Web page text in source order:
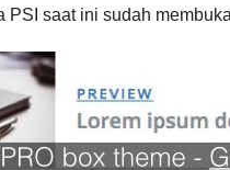
PSI saat ini sudah